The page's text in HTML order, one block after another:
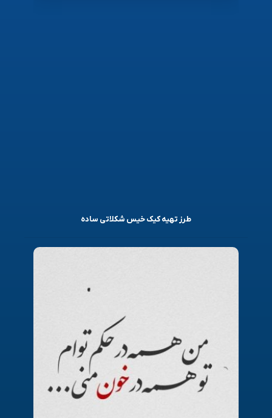
طرز تهیه کیک خیس شکلاتی ساده